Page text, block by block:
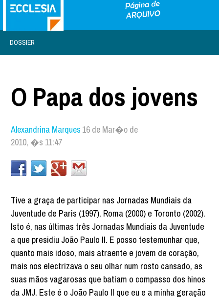
DOSSIER
O Papa dos jovens
Alexandrina Marques 16 de Mar�o de
2010, �s 11:47
Tive a graça de participar nas Jornadas Mundiais da
Juventude de Paris (1997), Roma (2000) e Toronto (2002).
Isto é, nas últimas três Jornadas Mundiais da Juventude
a que presidiu João Paulo II. E posso testemunhar que,
quanto mais idoso, mais atraente e jovem de coração,
mais nos electrizava o seu olhar num rosto cansado, as
suas mãos vagarosas que batiam o compasso dos hinos
da JMJ. Este é o João Paulo II que eu e a minha geração